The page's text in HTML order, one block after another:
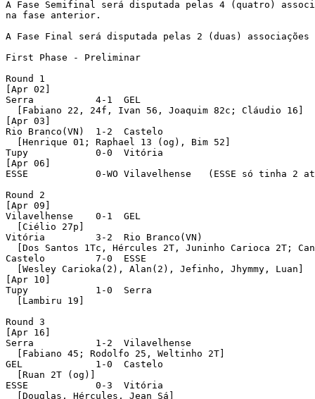
A Fase Semifinal será disputada pelas 4 (quatro)
na fase anterior.
A Fase Final será disputada pelas 2 (duas) associações
First Phase - Preliminar
Round 1
[Apr 02]
Serra           4-1  GEL
  [Fabiano 22, 24f, Ivan 56, Joaquim 82c; Cláudio 16]
[Apr 03]
Rio Branco(VN)  1-2  Castelo
  [Henrique 01; Raphael 13 (og), Bim 52]
Tupy            0-0  Vitória
[Apr 06]
ESSE            0-WO Vilavelhense   (ESSE só tinha
Round 2
[Apr 09]
Vilavelhense    0-1  GEL
  [Ciélio 27p]
Vitória         3-2  Rio Branco(VN)
[Dos Santos 1Tc, Hércules 2T, Juninho Carioca 2T;
Castelo         7-0  ESSE
  [Wesley Carioka(2), Alan(2), Jefinho, Jhymmy, Luan]
[Apr 10]
Tupy            1-0  Serra
  [Lambiru 19]
Round 3
[Apr 16]
Serra           1-2  Vilavelhense
  [Fabiano 45; Rodolfo 25, Weltinho 2T]
GEL             1-0  Castelo
  [Ruan 2T (og)]
ESSE            0-3  Vitória
  [Douglas, Hércules, Jean Sá]